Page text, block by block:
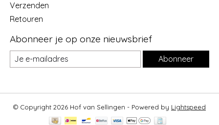
Verzenden
Retouren
Abonneer je op onze nieuwsbrief
Abonneer
© Copyright 2026 Hof van Sellingen - Powered by Lightspeed